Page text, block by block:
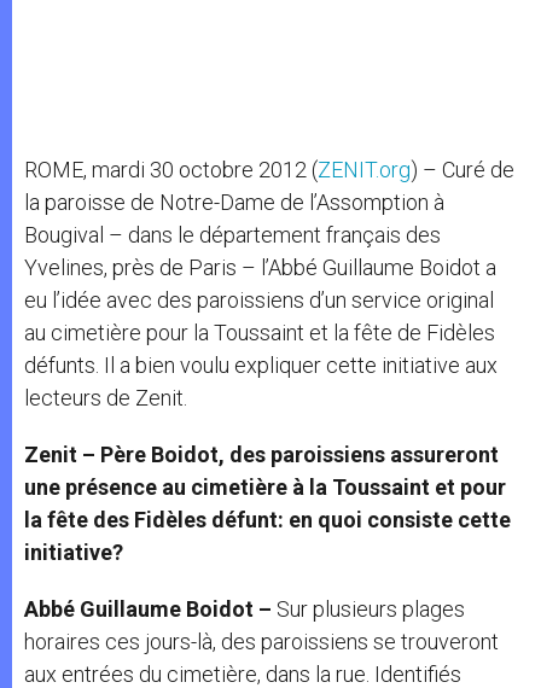
ROME, mardi 30 octobre 2012 (ZENIT.org) – Curé de
la paroisse de Notre-Dame de l’Assomption à
Bougival – dans le département français des
Yvelines, près de Paris – l’Abbé Guillaume Boidot a
eu l’idée avec des paroissiens d’un service original
au cimetière pour la Toussaint et la fête de Fidèles
défunts. Il a bien voulu expliquer cette initiative aux
lecteurs de Zenit.
Zenit – Père Boidot, des paroissiens assureront
une présence au cimetière à la Toussaint et pour
la fête des Fidèles défunt: en quoi consiste cette
initiative?
Abbé Guillaume Boidot – Sur plusieurs plages
horaires ces jours-là, des paroissiens se trouveront
aux entrées du cimetière, dans la rue. Identifiés